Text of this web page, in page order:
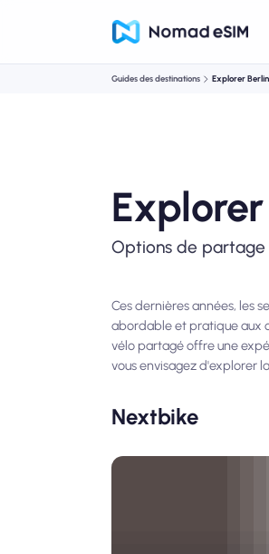
Guides des destinations Explorer
Options de partage
Ces dernières années, les
abordable et pratique aux
vélo partagé offre une
vous envisagez d'explorer
Nextbike